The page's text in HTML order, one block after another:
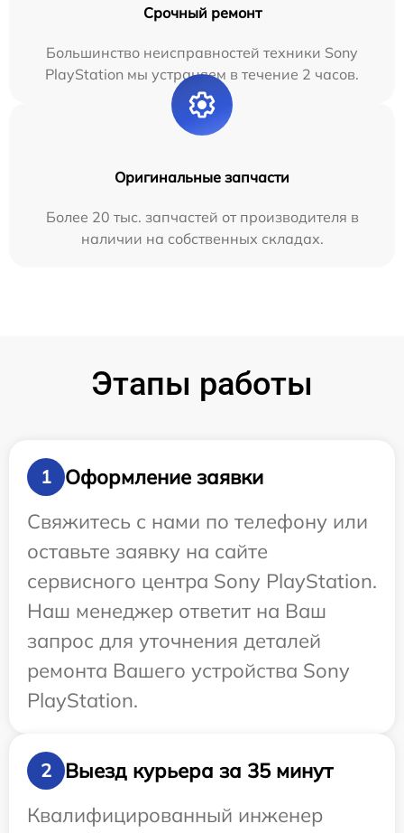
Срочный ремонт
Большинство неисправностей техники Sony
PlayStation мы устраняем в течение 2 часов.
Оригинальные запчасти
Более 20 тыс. запчастей от производителя в
наличии на собственных складах.
Этапы работы
1
Оформление заявки
Свяжитесь с нами по телефону или
оставьте заявку на сайте
сервисного центра Sony PlayStation.
Наш менеджер ответит на Ваш
запрос для уточнения деталей
ремонта Вашего устройства Sony
PlayStation.
2
Выезд курьера за 35 минут
Квалифицированный инженер